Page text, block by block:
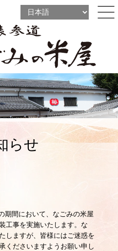
ine
らせ
期間において、なごみの米屋
工事を実施いたします。な
しますが、皆様にはご迷惑を
くださいますようお願い申し